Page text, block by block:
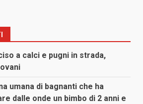
a calci e pugni in strada,
umana di bagnanti che ha
dalle onde un bimbo di 2 anni e